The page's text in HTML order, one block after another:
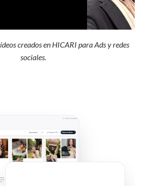
creados en HICARI para Ads y redes
sociales.